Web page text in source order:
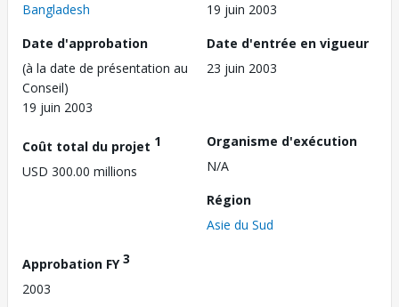
Bangladesh
19 juin 2003
Date d'approbation
(à la date de présentation au
Conseil)
19 juin 2003
Date d'entrée en vigueur
23 juin 2003
Coût total du projet 1
USD 300.00 millions
Organisme d'exécution
N/A
Région
Asie du Sud
Approbation FY3
2003